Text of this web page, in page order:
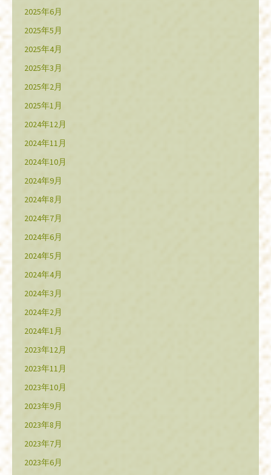
2025年6月
2025年5月
2025年4月
2025年3月
2025年2月
2025年1月
2024年12月
2024年11月
2024年10月
2024年9月
2024年8月
2024年7月
2024年6月
2024年5月
2024年4月
2024年3月
2024年2月
2024年1月
2023年12月
2023年11月
2023年10月
2023年9月
2023年8月
2023年7月
2023年6月